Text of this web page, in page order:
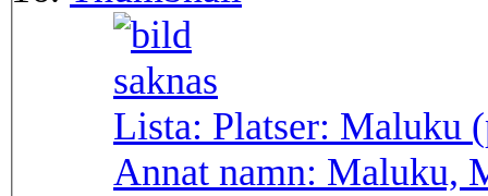
Lista: Platser: Maluku
Annat namn: Maluku,